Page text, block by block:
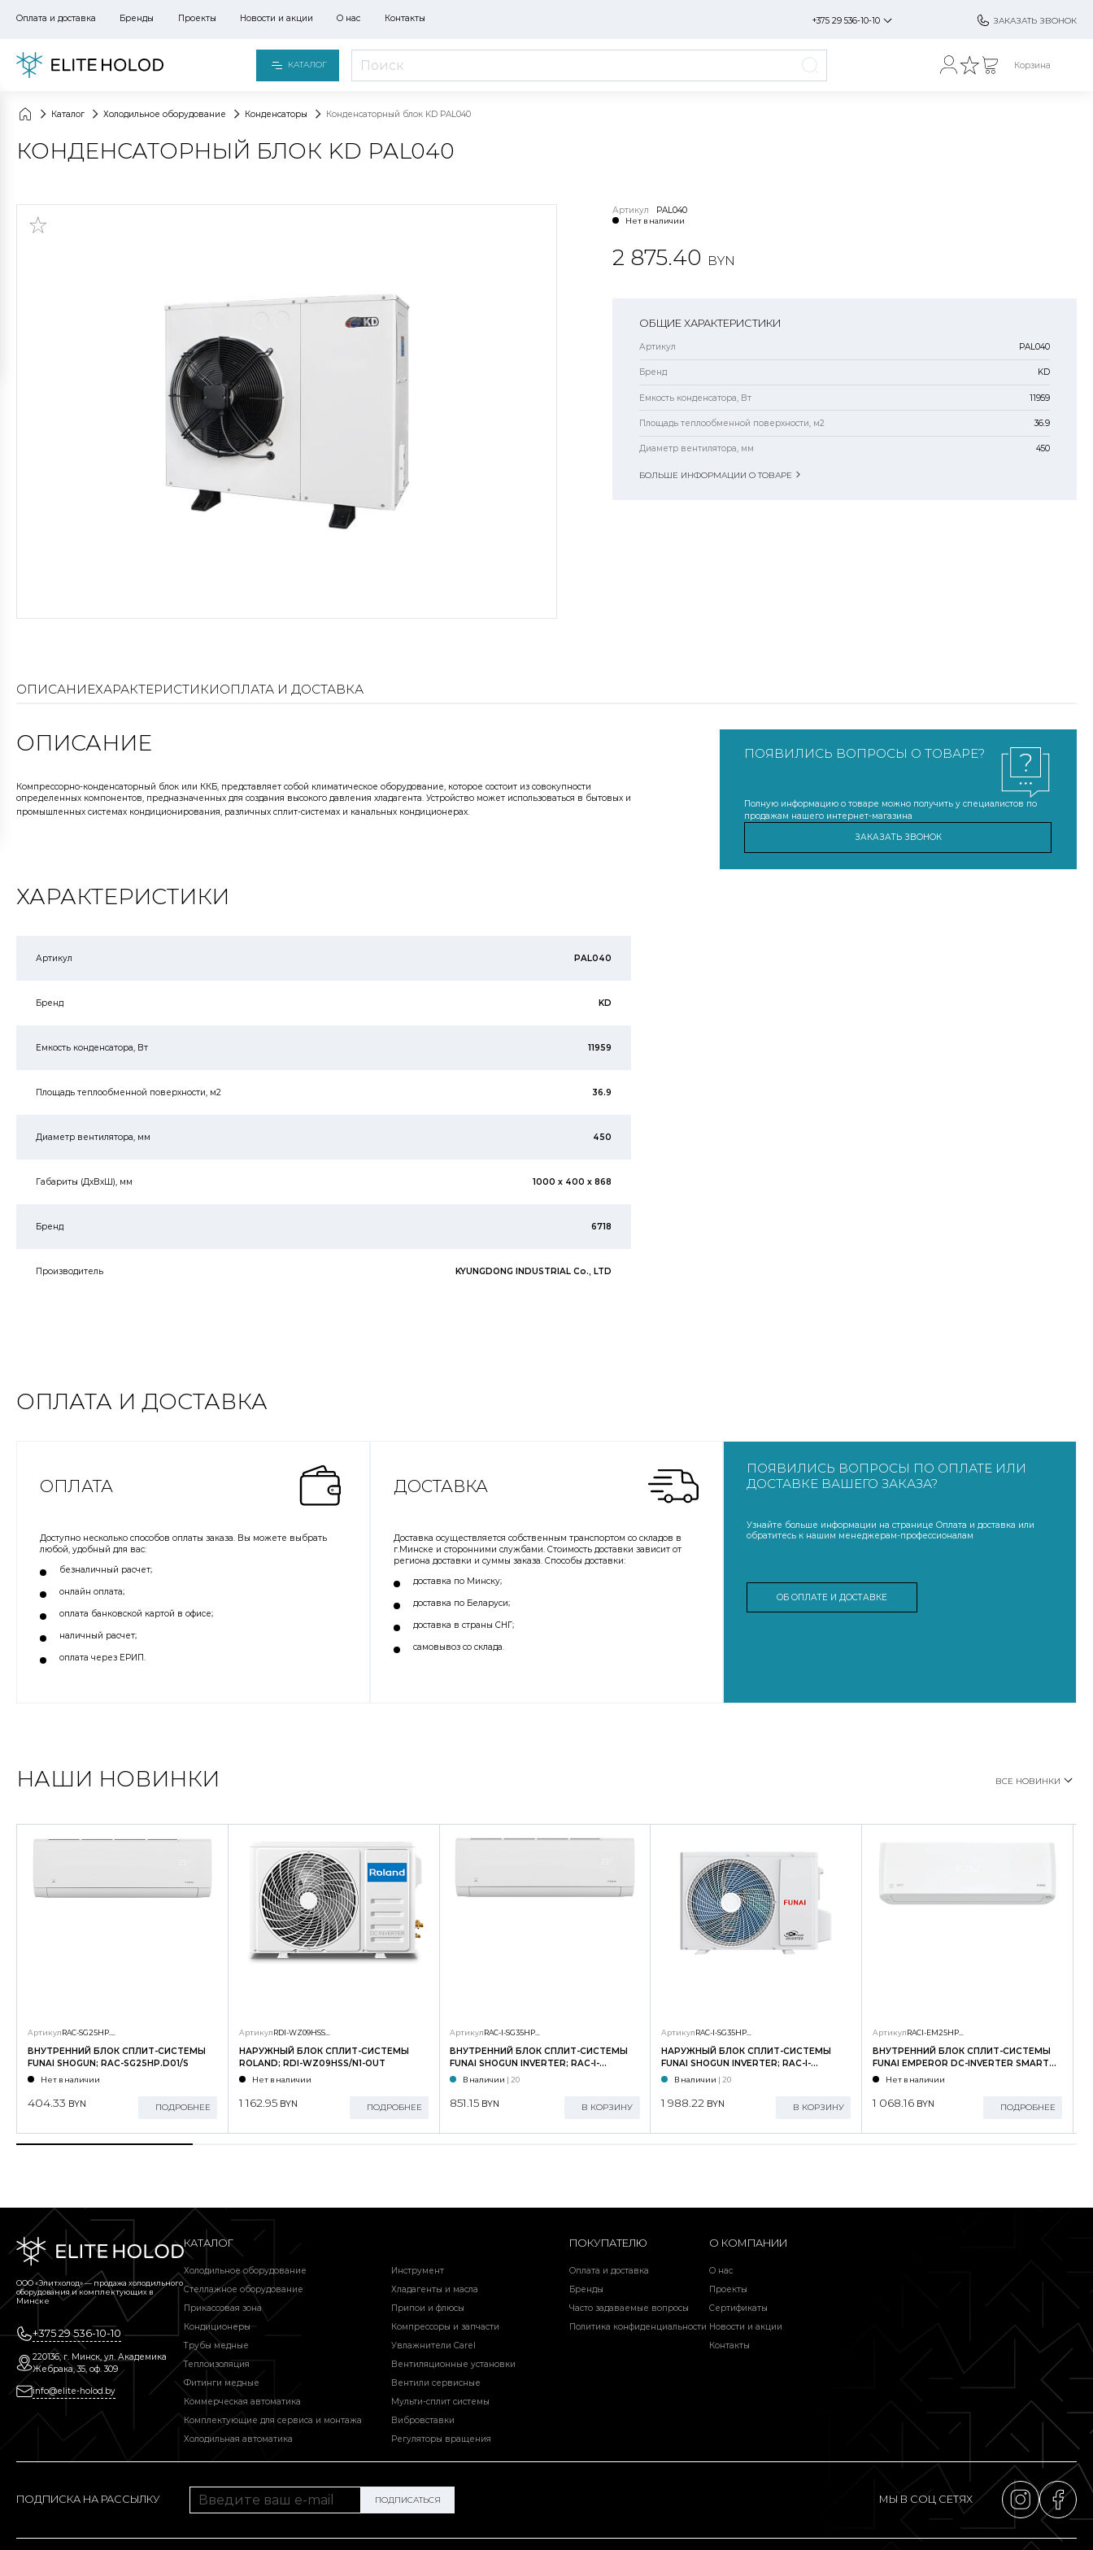
Оплата и доставка Бренды Проекты Новости и акции О нас Контакты +375 29 536-10-10 ЗАКАЗАТЬ ЗВОНОК
КАТАЛОГ Корзина
Каталог Холодильное оборудование Конденсаторы Конденсаторный блок KD PAL040
КОНДЕНСАТОРНЫЙ БЛОК KD PAL040
Артикул PAL040
Нет в наличии
2 875.40 BYN
ОБЩИЕ ХАРАКТЕРИСТИКИ
Артикул PAL040
Бренд KD
Емкость конденсатора, Вт 11959
Площадь теплообменной поверхности, м2 36.9
Диаметр вентилятора, мм 450
БОЛЬШЕ ИНФОРМАЦИИ О ТОВАРЕ
ОПИСАНИЕХАРАКТЕРИСТИКИОПЛАТА И ДОСТАВКА
ОПИСАНИЕ
Компрессорно-конденсаторный блок или ККБ, представляет собой климатическое оборудование, которое состоит из совокупности
определенных компонентов, предназначенных для создания высокого давления хладагента. Устройство может использоваться в бытовых и
промышленных системах кондиционирования, различных сплит-системах и канальных кондиционерах.
ПОЯВИЛИСЬ ВОПРОСЫ О ТОВАРЕ?
Полную информацию о товаре можно получить у специалистов по
продажам нашего интернет-магазина
ЗАКАЗАТЬ ЗВОНОК
ХАРАКТЕРИСТИКИ
Артикул PAL040
Бренд KD
Емкость конденсатора, Вт 11959
Площадь теплообменной поверхности, м2 36.9
Диаметр вентилятора, мм 450
Габариты (ДхВхШ), мм 1000 x 400 x 868
Бренд 6718
Производитель KYUNGDONG INDUSTRIAL Co., LTD
ОПЛАТА И ДОСТАВКА
ОПЛАТА
Доступно несколько способов оплаты заказа. Вы можете выбрать
любой, удобный для вас:
безналичный расчет;
онлайн оплата;
оплата банковской картой в офисе;
наличный расчет;
оплата через ЕРИП.
ДОСТАВКА
Доставка осуществляется собственным транспортом со складов в
г.Минске и сторонними службами. Стоимость доставки зависит от
региона доставки и суммы заказа. Способы доставки:
доставка по Минску;
доставка по Беларуси;
доставка в страны СНГ;
самовывоз со склада.
ПОЯВИЛИСЬ ВОПРОСЫ ПО ОПЛАТЕ ИЛИ
ДОСТАВКЕ ВАШЕГО ЗАКАЗА?
Узнайте больше информации на странице Оплата и доставка или
обратитесь к нашим менеджерам-профессионалам
ОБ ОПЛАТЕ И ДОСТАВКЕ
НАШИ НОВИНКИ ВСЕ НОВИНКИ
Артикул
ВНУТРЕННИЙ БЛОК СПЛИТ-СИСТЕМЫ
FUNAI SHOGUN; RAC-SG25HP.D01/S
Нет в наличии
404.33 BYN ПОДРОБНЕЕ
Артикул RDI-WZ09HSS/N1-OUT
НАРУЖНЫЙ БЛОК СПЛИТ-СИСТЕМЫ
ROLAND; RDI-WZ09HSS/N1-OUT
Нет в наличии
1 162.95 BYN ПОДРОБНЕЕ
Артикул
ВНУТРЕННИЙ БЛОК СПЛИТ-СИСТЕМЫ
FUNAI SHOGUN INVERTER; RAC-I-
SG35HP.D02/S
В наличии | 20
851.15 BYN В КОРЗИНУ
Артикул
НАРУЖНЫЙ БЛОК СПЛИТ-СИСТЕМЫ
FUNAI SHOGUN INVERTER; RAC-I-
SG35HP.D02/U
В наличии | 20
1 988.22 BYN В КОРЗИНУ
Артикул RACI-EM25HP.D04/S
ВНУТРЕННИЙ БЛОК СПЛИТ-СИСТЕМЫ
FUNAI EMPEROR DC-INVERTER SMART
EYE; RACI-EM25HP.D04/S
Нет в наличии
1 068.16 BYN ПОДРОБНЕЕ
ООО «Элитхолод» ― продажа холодильного
оборудования и комплектующих в
Минске
+375 29 536-10-10
220136, г. Минск, ул. Академика
Жебрака, 35, оф. 309
info@elite-holod.by
КАТАЛОГ
Холодильное оборудование
Стеллажное оборудование
Прикассовая зона
Кондиционеры
Трубы медные
Теплоизоляция
Фитинги медные
Коммерческая автоматика
Комплектующие для сервиса и монтажа
Холодильная автоматика
Инструмент
Хладагенты и масла
Припои и флюсы
Компрессоры и запчасти
Увлажнители Carel
Вентиляционные установки
Вентили сервисные
Мульти-сплит системы
Вибровставки
Регуляторы вращения
ПОКУПАТЕЛЮ
Оплата и доставка
Бренды
Часто задаваемые вопросы
Политика конфиденциальности
О КОМПАНИИ
О нас
Проекты
Сертификаты
Новости и акции
Контакты
ПОДПИСКА НА РАССЫЛКУ ПОДПИСАТЬСЯ МЫ В СОЦ СЕТЯХ